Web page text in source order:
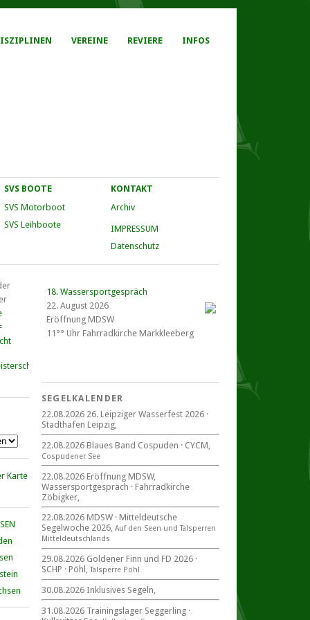
VEREINE REVIERE INFOS
SVS BOOTE
SVS Motorboot
SVS Leihboote
KONTAKT
Archiv
IMPRESSUM
Datenschutz
18. Wassersportgespräch
22. August 2026
Eröffnung MDSW
11°° Uhr Fahrrad­kirche Markkleeberg
22. August 2026
für alle Segler am See
Mitteldeutsche Segelwoche
22. – 30. August 2026 in Sachsen ·
Thüringen · Sachsen Anhalt
Goldener Finn und FD 2026
29. – 30. August 2026
beim SCHP auf der Talsperre Pöhl
SEGELKALENDER
22.08.2026 26. Leipziger Wasserfest 2026 ·
Stadthafen Leipzig,
22.08.2026 Blaues Band Cospuden · CYCM,
Cospudener See
22.08.2026 Eröffnung MDSW,
Wassersportgespräch · Fahrradkirche
Zöbigker,
22.08.2026 MDSW · Mitteldeutsche
Segelwoche 2026, Auf den Seen und Tal­sperren
Mittel­deut­sch­lands
29.08.2026 Goldener Finn und FD 2026 ·
SCHP · Pöhl, Talsperre Pöhl
30.08.2026 Inklusives Segeln,
31.08.2026 Trainingslager Seggerling ·